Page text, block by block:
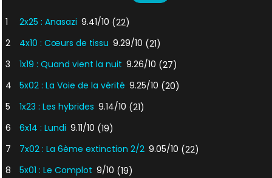
1 2x25 : Anasazi 9.41/10 (22)
2
4x10 : Cœurs de tissu 9.29/10 (21)
3
1x19 : Quand vient la nuit 9.26/10 (27)
4
5x02 : La Voie de la vérité 9.25/10 (20)
5
1x23 : Les hybrides 9.14/10 (21)
6
6x14 : Lundi 9.11/10 (19)
7
7x02 : La 6ème extinction 2/2 9.05/10 (22)
8
5x01 : Le Complot 9/10 (19)